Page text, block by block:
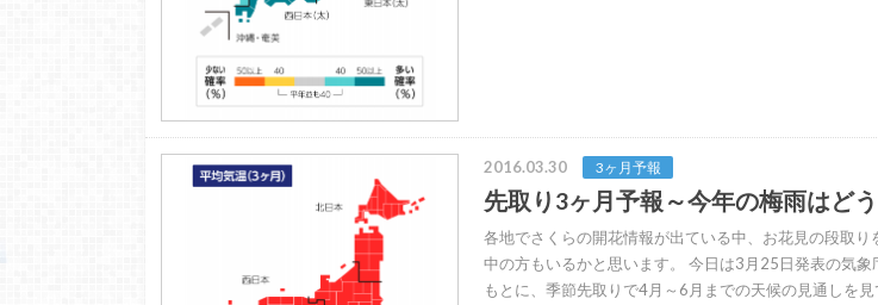
2016.03.30 3ヶ月予報
先取り3ヶ月予報～今年の梅雨はど
各地でさくらの開花情報が出ている中、お花見の段取り
中の方もいるかと思います。 今日は3月25日発表の気象
もとに、季節先取りで4月～6月までの天候の見通しを